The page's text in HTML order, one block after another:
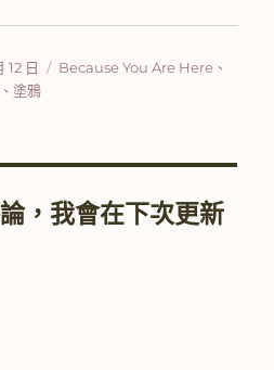
12 日
分
Because You Are Here 、
、 塗鴉
，我會在下次更新